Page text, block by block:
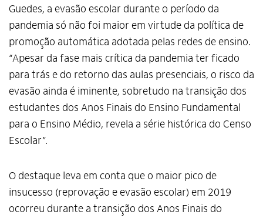
Guedes, a evasão escolar durante o período da
pandemia só não foi maior em virtude da política de
promoção automática adotada pelas redes de ensino.
“Apesar da fase mais crítica da pandemia ter ficado
para trás e do retorno das aulas presenciais, o risco da
evasão ainda é iminente, sobretudo na transição dos
estudantes dos Anos Finais do Ensino Fundamental
para o Ensino Médio, revela a série histórica do Censo
Escolar”.
O destaque leva em conta que o maior pico de
insucesso (reprovação e evasão escolar) em 2019
ocorreu durante a transição dos Anos Finais do